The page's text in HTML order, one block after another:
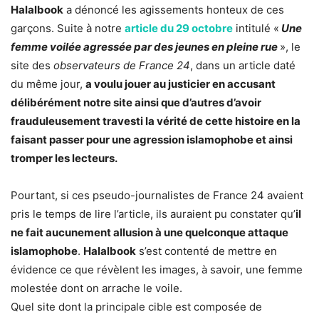
Halalbook a dénoncé les agissements honteux de ces
garçons. Suite à notre article du 29 octobre intitulé « Une
femme voilée agressée par des jeunes en pleine rue », le
site des observateurs de France 24, dans un article daté
du même jour, a voulu jouer au justicier en accusant
délibérément notre site ainsi que d’autres d’avoir
frauduleusement travesti la vérité de cette histoire en la
faisant passer pour une agression islamophobe et ainsi
tromper les lecteurs.
Pourtant, si ces pseudo-journalistes de France 24 avaient
pris le temps de lire l’article, ils auraient pu constater qu’il
ne fait aucunement allusion à une quelconque attaque
islamophobe. Halalbook s’est contenté de mettre en
évidence ce que révèlent les images, à savoir, une femme
molestée dont on arrache le voile.
Quel site dont la principale cible est composée de